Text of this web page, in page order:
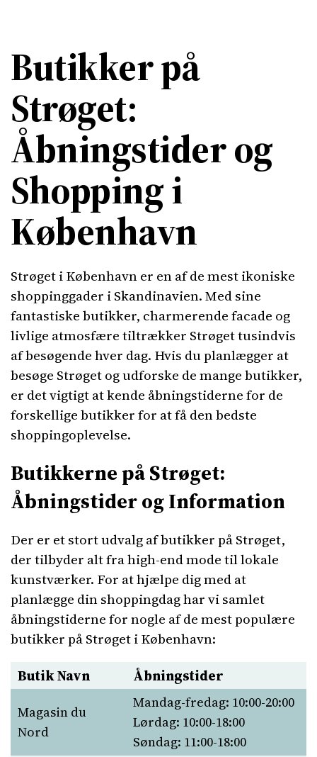
Butikker på
Strøget:
Åbningstider og
Shopping i
København
Strøget i København er en af de mest ikoniske
shoppinggader i Skandinavien. Med sine
fantastiske butikker, charmerende facade og
livlige atmosfære tiltrækker Strøget tusindvis
af besøgende hver dag. Hvis du planlægger at
besøge Strøget og udforske de mange butikker,
er det vigtigt at kende åbningstiderne for de
forskellige butikker for at få den bedste
shoppingoplevelse.
Butikkerne på Strøget:
Åbningstider og Information
Der er et stort udvalg af butikker på Strøget,
der tilbyder alt fra high-end mode til lokale
kunstværker. For at hjælpe dig med at
planlægge din shoppingdag har vi samlet
åbningstiderne for nogle af de mest populære
butikker på Strøget i København:
Butik Navn
Åbningstider
Magasin du
Nord
Mandag-fredag: 10:00-20:00
Lørdag: 10:00-18:00
Søndag: 11:00-18:00